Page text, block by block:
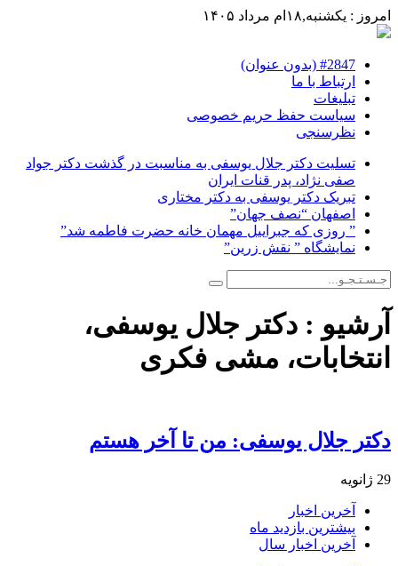
امروز : یکشنبه,۱۸ام مرداد ۱۴۰۵
#2847 (بدون عنوان)
ارتباط با ما
تبلیغات
سیاست حفظ حریم خصوصی
نظرسنجی
تسلیت دکتر جلال یوسفی به مناسبت در گذشت دکتر جواد
صفی نژاد، پدر قنات ایران
تبریک دکتر یوسفی به دکتر مختاری
اصفهان “نصف جهان”
” روزی که جبراییل مهمان خانه حضرت فاطمه شد”
نمایشگاه ” نقش زرین”
آرشیو : دکتر جلال یوسفی،
انتخابات، مشی فکری
دکتر جلال یوسفی: من تا آخر هستم
29 ژانویه
آخرین اخبار
بیشترین بازدید ماه
آخرین اخبار سال